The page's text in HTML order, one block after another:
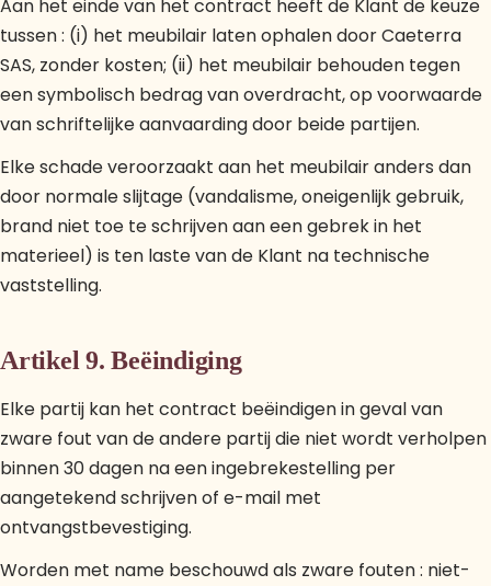
Aan het einde van het contract heeft de Klant de keuze
tussen : (i) het meubilair laten ophalen door Caeterra
SAS, zonder kosten; (ii) het meubilair behouden tegen
een symbolisch bedrag van overdracht, op voorwaarde
van schriftelijke aanvaarding door beide partijen.
Elke schade veroorzaakt aan het meubilair anders dan
door normale slijtage (vandalisme, oneigenlijk gebruik,
brand niet toe te schrijven aan een gebrek in het
materieel) is ten laste van de Klant na technische
vaststelling.
Artikel 9. Beëindiging
Elke partij kan het contract beëindigen in geval van
zware fout van de andere partij die niet wordt verholpen
binnen 30 dagen na een ingebrekestelling per
aangetekend schrijven of e-mail met
ontvangstbevestiging.
Worden met name beschouwd als zware fouten : niet-